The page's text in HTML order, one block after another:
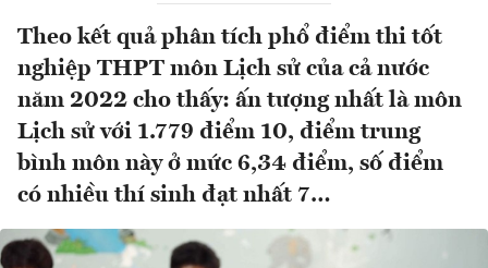
Theo kết quả phân tích phổ điểm thi tốt
nghiệp THPT môn Lịch sử của cả nước
năm 2022 cho thấy: ấn tượng nhất là môn
Lịch sử với 1.779 điểm 10, điểm trung
bình môn này ở mức 6,34 điểm, số điểm
có nhiều thí sinh đạt nhất 7…